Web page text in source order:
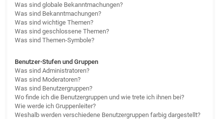
Was sind globale Bekanntmachungen?
Was sind Bekanntmachungen?
Was sind wichtige Themen?
Was sind geschlossene Themen?
Was sind Themen-Symbole?
Benutzer-Stufen und Gruppen
Was sind Administratoren?
Was sind Moderatoren?
Was sind Benutzergruppen?
Wo finde ich die Benutzergruppen und wie trete ich ihnen bei?
Wie werde ich Gruppenleiter?
Weshalb werden verschiedene Benutzergruppen farbig dargestellt?